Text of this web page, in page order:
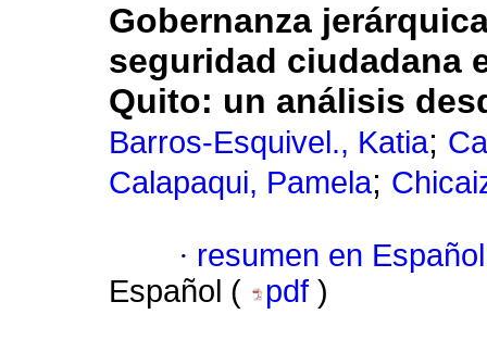
Gobernanza
seguridad ciudadana
Quito: un análisis
Barros-Esquivel., Katia;
Calapaqui, Pamela;
· resumen en Español
Español (
pdf )